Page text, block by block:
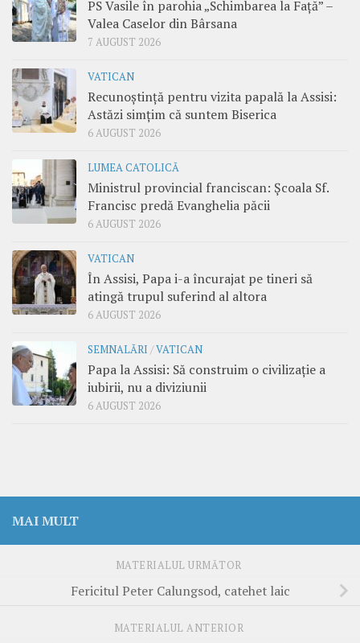
PS Vasile în parohia „Schimbarea la Față” –
Valea Caselor din Bârsana
7 AUGUST 2026
VATICAN
Recunoștință pentru vizita papală la Assisi:
Astăzi simțim că suntem Biserica
6 AUGUST 2026
LUMEA CATOLICĂ
Ministrul provincial franciscan: Școala Sf.
Francisc predă Evanghelia păcii
6 AUGUST 2026
VATICAN
În Assisi, Papa i-a încurajat pe tineri să
atingă trupul suferind al altora
6 AUGUST 2026
SEMNALĂRI /VATICAN
Papa la Assisi: Să construim o civilizație a
iubirii, nu a diviziunii
6 AUGUST 2026
MAI MULT
MATERIALUL URMĂTOR
Fericitul Peter Calungsod, catehet laic
MATERIALUL ANTERIOR